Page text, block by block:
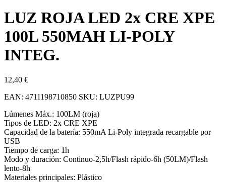
LUZ ROJA LED 2x CRE XPE
100L 550MAH LI-POLY
INTEG.
12,40 €
EAN: 4711198710850 SKU: LUZPU99
Lúmenes Máx.: 100LM (roja)
Tipos de LED: 2x CRE XPE
Capacidad de la batería: 550mA Li-Poly integrada recargable por
USB
Tiempo de carga: 1h
Modo y duración: Continuo-2,5h/Flash rápido-6h (50LM)/Flash
lento-8h
Materiales principales: Plástico